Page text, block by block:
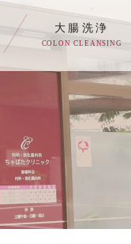
て
の方へ
大腸洗浄
COLON CLEANSING